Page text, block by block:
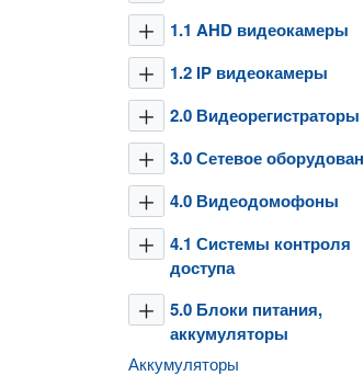
plus 1.1 AHD видеокамеры
plus 1.2 IP видеокамеры
plus 2.0 Видеорегистраторы
plus 3.0 Сетевое
plus 4.0 Видеодомофоны
plus
4.1 Системы контроля
доступа
plus
5.0 Блоки питания,
аккумуляторы
Аккумуляторы